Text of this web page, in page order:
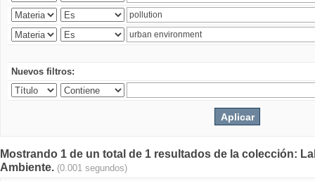
Nuevos filtros:
Mostrando 1 de un total de 1 resultados de la colección:
Ambiente. (0.001 segundos)